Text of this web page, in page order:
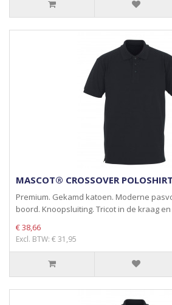
MASCOT® CROSSOVER
Premium. Gekamd katoen. Moderne
boord. Knoopsluiting. Tricot in de kraag en
€ 38,66
Excl. BTW: € 31,95